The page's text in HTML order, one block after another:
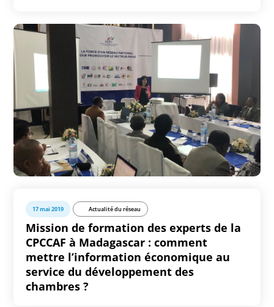
17 mai 2019 Actualité du réseau
Mission de formation des experts de la
CPCCAF à Madagascar : comment
mettre l’information économique au
service du développement des
chambres ?